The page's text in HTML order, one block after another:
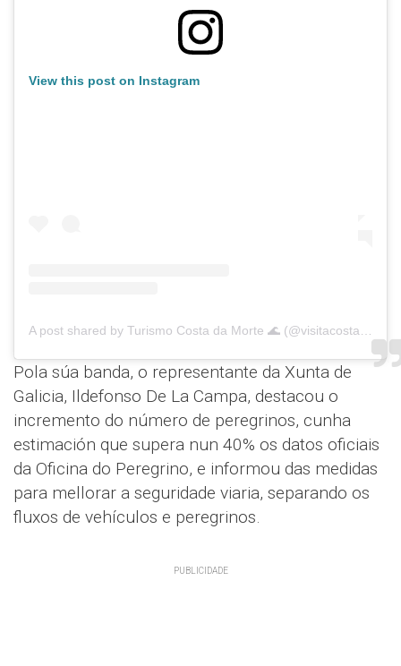
View this post on Instagram
Pola súa banda, o representante da Xunta de
Galicia, Ildefonso De La Campa, destacou o
incremento do número de peregrinos, cunha
estimación que supera nun 40% os datos oficiais
da Oficina do Peregrino, e informou das medidas
para mellorar a seguridade viaria, separando os
fluxos de vehículos e peregrinos.